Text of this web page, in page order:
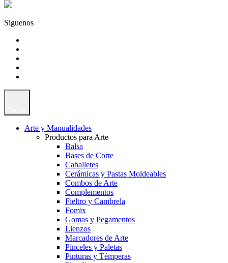
Siguenos
Arte y Manualidades
Productos para Arte
Balsa
Bases de Corte
Caballetes
Cerámicas y Pastas Moldeables
Combos de Arte
Complementos
Fieltro y Cambrela
Fomix
Gomas y Pegamentos
Lienzos
Marcadores de Arte
Pinceles y Paletas
Pinturas y Témperas